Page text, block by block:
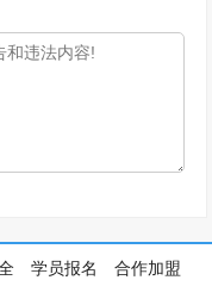
学员报名
合作加盟